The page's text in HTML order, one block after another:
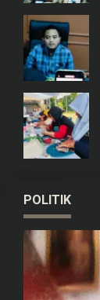
POLITIK